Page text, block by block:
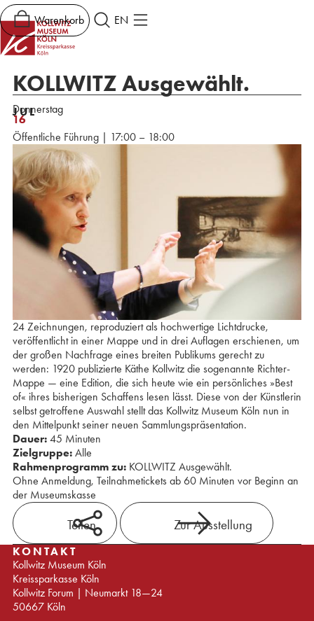
Warenkorb EN
KOLLWITZ Ausgewählt.
Donnerstag
16
JUL
Öffentliche Führung | 17:00 – 18:00
24 Zeichnungen, reproduziert als hochwertige Lichtdrucke,
veröffentlicht in einer Mappe und in drei Auflagen erschienen, um
der großen Nachfrage eines breiten Publikums gerecht zu
werden: 1920 publizierte Käthe Kollwitz die sogenannte Richter-
Mappe — eine Edition, die sich heute wie ein persönliches »Best
of« ihres bisherigen Schaffens lesen lässt. Diese von der Künstlerin
selbst getroffene Auswahl stellt das Kollwitz Museum Köln nun in
den Mittelpunkt seiner neuen Sammlungspräsentation.
Dauer:45 Minuten
Zielgruppe:Alle
Rahmenprogramm zu:KOLLWITZ Ausgewählt.
Ohne Anmeldung, Teilnahmetickets ab 60 Minuten vor Beginn an
der Museumskasse
Teilen Zur Ausstellung
KONTAKT
Kollwitz Museum Köln
Kreissparkasse Köln
Kollwitz Forum | Neumarkt 18—24
50667 Köln